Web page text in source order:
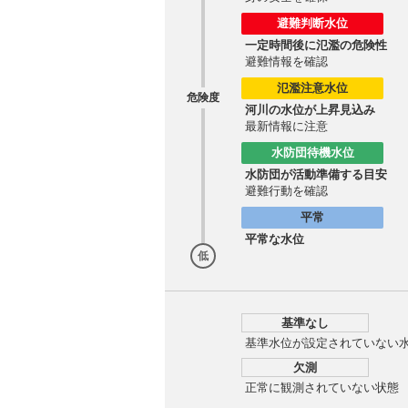
危険度
低
避難判断水位
一定時間後に氾濫の危険性
避難情報を確認
氾濫注意水位
河川の水位が上昇見込み
最新情報に注意
水防団待機水位
水防団が活動準備する目安
避難行動を確認
平常
平常な水位
基準なし
基準水位が設定されていない
欠測
正常に観測されていない状態